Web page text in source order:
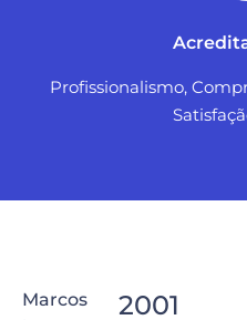
Profissionalismo,
Marcos
2001